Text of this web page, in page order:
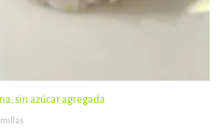
sin azúcar agregada